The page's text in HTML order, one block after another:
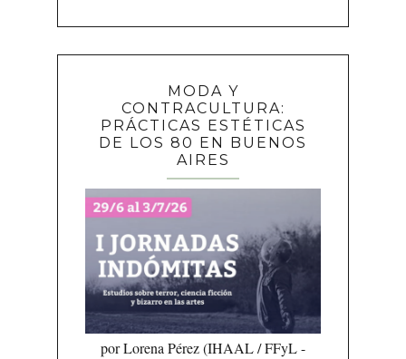
MODA Y
CONTRACULTURA:
PRÁCTICAS ESTÉTICAS
DE LOS 80 EN BUENOS
AIRES
por Lorena Pérez (IHAAL / FFyL -